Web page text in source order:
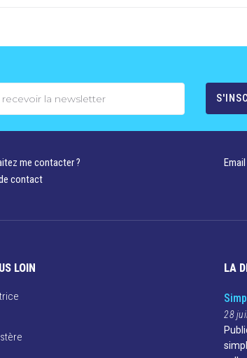
me contacter ?
contact
LOIN LA
28